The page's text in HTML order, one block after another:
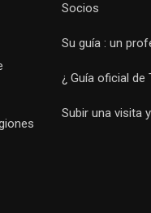
Socios
Su guía : un
¿ Guía oficial de
Subir una visita